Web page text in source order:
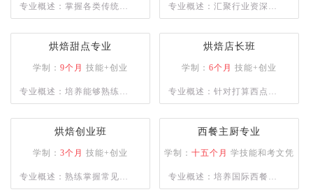
专业概述：掌握各类传统与
品的操作技能，具备独立运
专业概述：汇聚行业资深名
艺，助力学员逐梦西点领
烘焙甜点专业
学制：9个月 技能+创业
专业概述：培养能够熟练制
花能力兼备的综合性技能人
烘焙店长班
学制：6个月 技能+创业
专业概述：针对打算西点创
供多款当前市场流行西点的
工艺，让学员具备独立创业
烘焙创业班
学制：3个月 技能+创业
专业概述：熟练掌握常见西
西餐主厨专业
学制：十五个月 学技能和考文凭
专业概述：培养国际西餐行